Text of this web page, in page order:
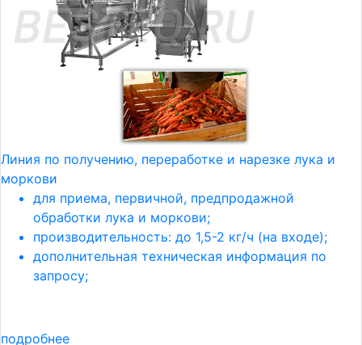
Линия по получению, переработке и нарезке лука и
моркови
для приема, первичной, предпродажной
обработки лука и моркови;
производительность: до 1,5-2 кг/ч (на входе);
дополнительная техническая информация по
запросу;
подробнее